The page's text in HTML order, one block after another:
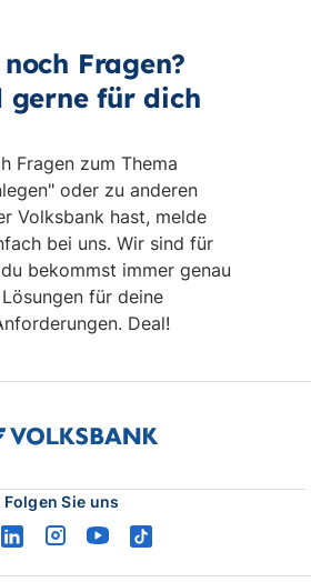
Fragen?
gerne für dich
Fragen zum Thema
oder zu anderen
Volksbank hast, melde
bei uns. Wir sind für
bekommst immer genau
für deine
Deal!
volksbank
Folgen Sie uns
linkedininstagram
youtubetiktok